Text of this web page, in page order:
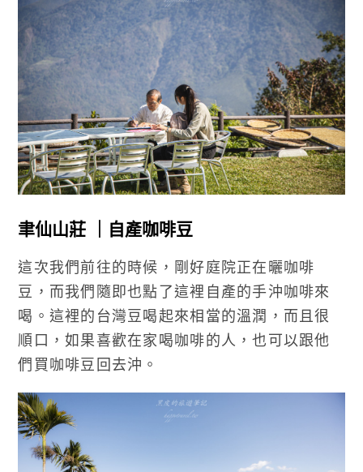
聿仙山莊 ｜自產咖啡豆
這次我們前往的時候，剛好庭院正在曬咖啡
豆，而我們隨即也點了這裡自產的手沖咖啡來
喝。這裡的台灣豆喝起來相當的溫潤，而且很
順口，如果喜歡在家喝咖啡的人，也可以跟他
們買咖啡豆回去沖。